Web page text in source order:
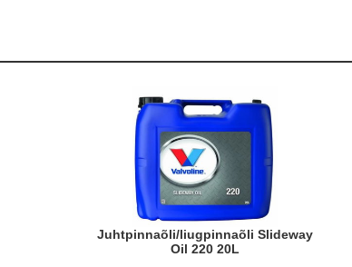
Juhtpinnaõli/liugpinnaõli Slideway
Oil 220 20L